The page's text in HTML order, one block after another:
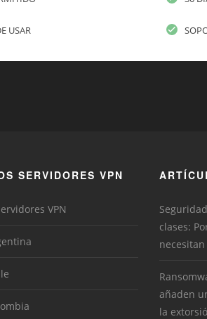
USAR
SERVIDORES VPN
VPN
clases:
necesitan
añaden
la